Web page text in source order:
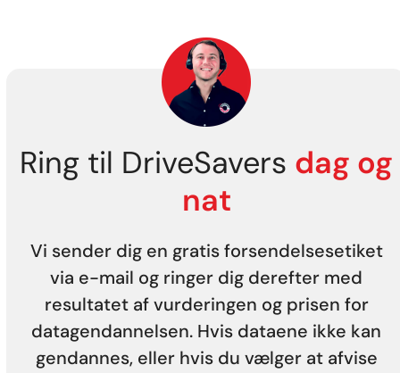
Ring til DriveSavers dag og
nat
Vi sender dig en gratis forsendelsesetiket
via e-mail og ringer dig derefter med
resultatet af vurderingen og prisen for
datagendannelsen. Hvis dataene ikke kan
gendannes, eller hvis du vælger at afvise